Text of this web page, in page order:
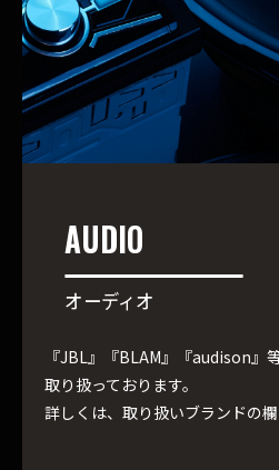
AUDIO
オーディオ
『JBL』『BLAM』『audison』
取り扱っております。
詳しくは、取り扱いブランドの欄